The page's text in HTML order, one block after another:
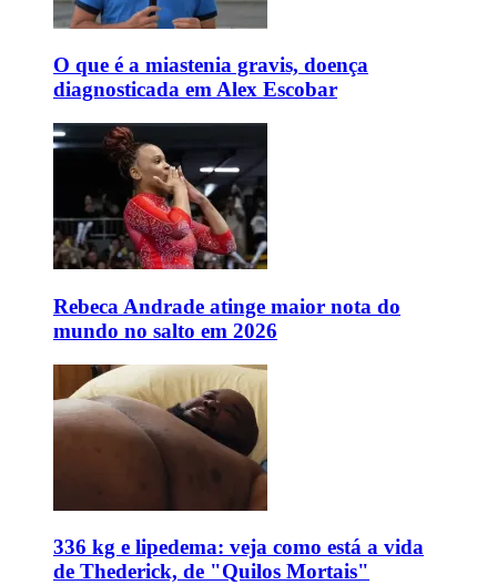
O que é a miastenia gravis, doença
diagnosticada em Alex Escobar
Rebeca Andrade atinge maior nota do
mundo no salto em 2026
336 kg e lipedema: veja como está a vida
de Thederick, de "Quilos Mortais"